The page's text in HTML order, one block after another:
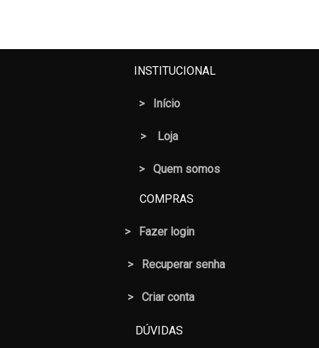
INSTITUCIONAL
> Início
> Loja
> Quem somos
COMPRAS
> Fazer login
> Recuperar senha
> Criar conta
DÚVIDAS